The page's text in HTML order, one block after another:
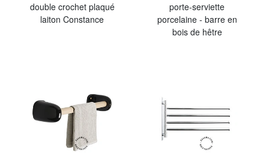
double crochet plaqué
laiton Constance
porte-serviette
porcelaine - barre en
bois de hêtre